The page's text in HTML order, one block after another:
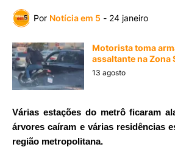
Por Notícia em 5 - 24 janeiro
Motorista toma
assaltante na Zona
13 agosto
Várias estações do metrô ficaram
árvores caíram e várias residências
região metropolitana.